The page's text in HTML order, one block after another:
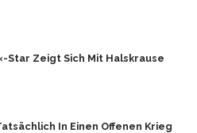
Star Zeigt Sich Mit Halskrause
In Einen Offenen Krieg